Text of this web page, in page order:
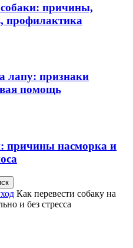
причины,
профилактика
лапу: признаки
помощь
причины насморка и
Как перевести собаку на
и без стресса